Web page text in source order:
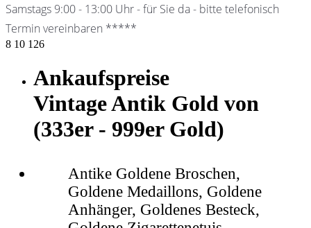
Samstags 9:00 - 13:00 Uhr - für Sie da - bitte telefonisch
Termin vereinbaren *****
8 10 126
Ankaufspreise
Vintage Antik Gold von
(333er - 999er Gold)
Antike Goldene Broschen,
Goldene Medaillons, Goldene
Anhänger, Goldenes Besteck,